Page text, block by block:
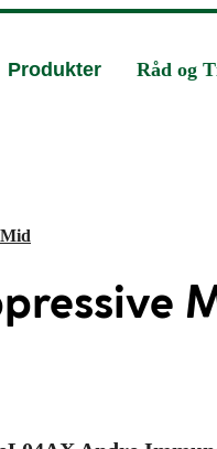
Produkter Råd og